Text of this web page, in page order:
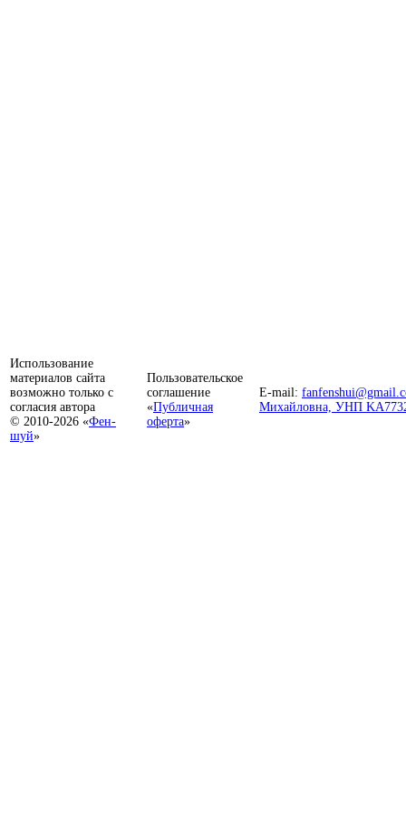
Использование
материалов сайта
возможно только с
согласия автора
© 2010-2026 «Фен-
шуй»
Пользовательское
соглашение
«Публичная
оферта»
E-mail:
Михайловна, УНП